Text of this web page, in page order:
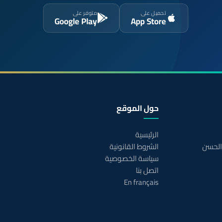
تحميل على
App Store
متوفر على
Google Play
حول الموقع
الرئيسية
الشروط القانونية
سياسة الخصوصية
اتصل بنا
En français